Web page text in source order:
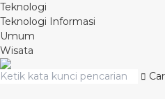
Teknologi
Teknologi Informasi
Umum
Wisata